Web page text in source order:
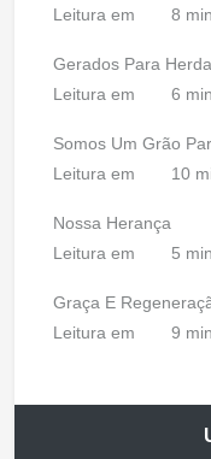
Leitura em
8 min
Gerados Para
Leitura em
6 min
Somos Um Grão
Leitura em
10
Nossa Herança
Leitura em
5 min
Graça E
Leitura em
9 min